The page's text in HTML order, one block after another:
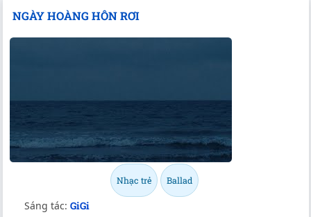
NGÀY HOÀNG HÔN RƠI
Nhạc trẻ Ballad
Sáng tác: GiGi